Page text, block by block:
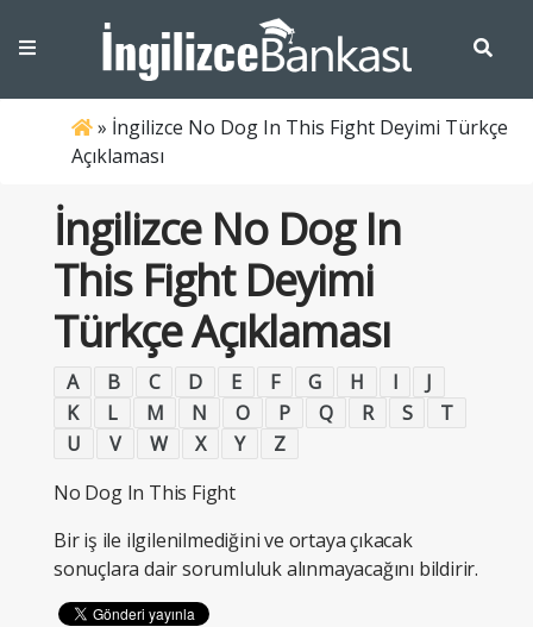
» İngilizce No Dog In This Fight Deyimi Türkçe
Açıklaması
İngilizce No Dog In
This Fight Deyimi
Türkçe Açıklaması
A B C D E F G H I
J
K
L M N O P Q R S
T
U
V W X Y
Z
No Dog In This Fight
Bir iş ile ilgilenilmediğini ve ortaya çıkacak
sonuçlara dair sorumluluk alınmayacağını bildirir.